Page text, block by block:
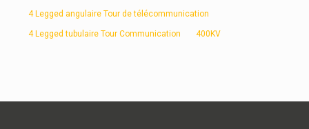
4 Legged angulaire Tour de télécommunication
4 Legged tubulaire Tour Communication 400KV